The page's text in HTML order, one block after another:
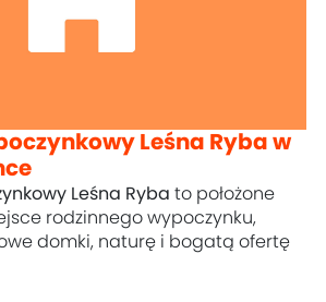
Leśna Ryba w
Leśna Ryba to położone
rodzinnego wypoczynku,
domki, naturę i bogatą ofertę